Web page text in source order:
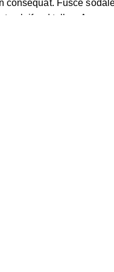
Fusce
eleifend tellus.
aperiam eaque